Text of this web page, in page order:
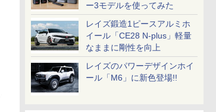
ー3モデルを使ってみた
レイズ鍛造1ピースアルミホ
イール「CE28 N-plus」軽量
なままに剛性を向上
レイズのパワーデザインホイ
ール「M6」に新色登場!!